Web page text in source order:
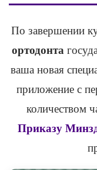
По завершении
ортодонта
ваша новая
приложение с
количеством
Приказу